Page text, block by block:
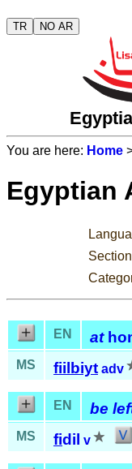
TR NO AR
You are here: Home
Egyptian
EN at
MS
fiil biyt adv
EN be
MS
fidil v